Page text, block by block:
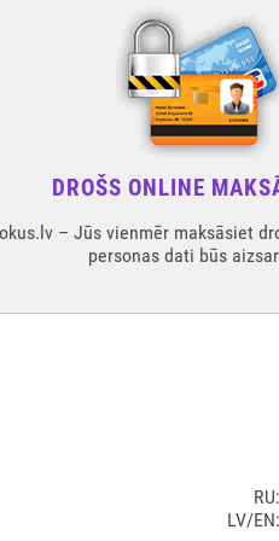
DROŠS ONLINE
– Jūs vienmēr maksāsiet
personas dati būs
LV/